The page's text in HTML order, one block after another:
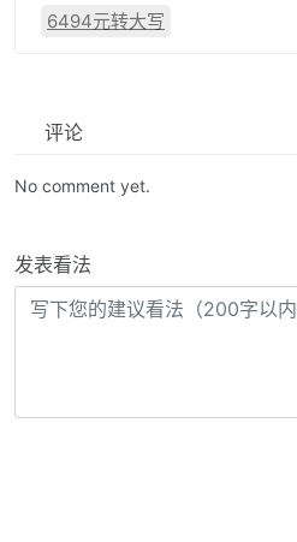
6494元转大写
评论
No comment yet.
发表看法